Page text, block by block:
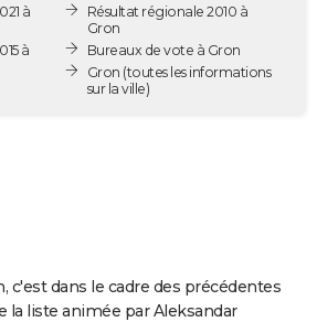
à
à
Résultat régionale 2010 à
Gron
Bureaux de vote à Gron
Gron (toutes les informations
sur la ville)
c'est dans le cadre des précédentes
la liste animée par Aleksandar